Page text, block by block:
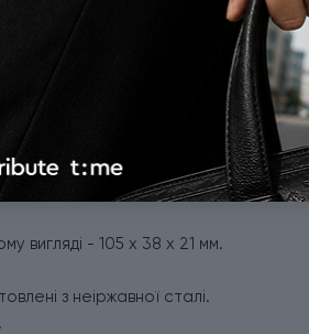
1/2;
розрізу кабелю;
розрізу кабелю.
Victorinox
вигляді - 105 x 38 x 21 мм.
з неіржавної сталі.